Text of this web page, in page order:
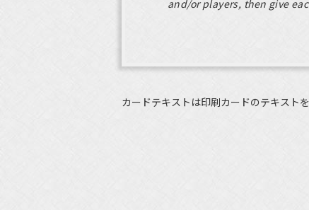
and/or players, then give
カードテキストは印刷カードのテキスト